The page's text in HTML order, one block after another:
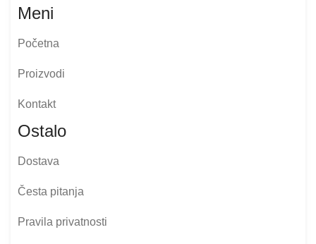
Meni
Početna
Proizvodi
Kontakt
Ostalo
Dostava
Česta pitanja
Pravila privatnosti